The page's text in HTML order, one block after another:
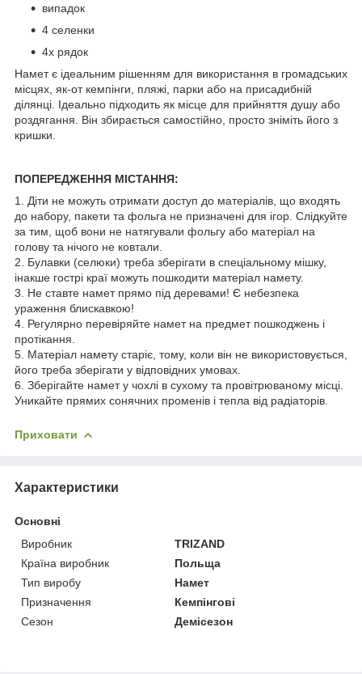
випадок
4 селенки
4x рядок
Намет є ідеальним рішенням для використання в громадських
місцях, як-от кемпінги, пляжі, парки або на присадибній
ділянці. Ідеально підходить як місце для прийняття душу або
роздягання. Він збирається самостійно, просто зніміть його з
кришки.
ПОПЕРЕДЖЕННЯ МІСТАННЯ:
1. Діти не можуть отримати доступ до матеріалів, що входять
до набору, пакети та фольга не призначені для ігор. Слідкуйте
за тим, щоб вони не натягували фольгу або матеріал на
голову та нічого не ковтали.
2. Булавки (селюки) треба зберігати в спеціальному мішку,
інакше гострі краї можуть пошкодити матеріал намету.
3. Не ставте намет прямо під деревами! Є небезпека
ураження блискавкою!
4. Регулярно перевіряйте намет на предмет пошкоджень і
протікання.
5. Матеріал намету старіє, тому, коли він не використовується,
його треба зберігати у відповідних умовах.
6. Зберігайте намет у чохлі в сухому та провітрюваному місці.
Уникайте прямих сонячних променів і тепла від радіаторів.
Приховати
Характеристики
Основні
Виробник
TRIZAND
Країна виробник
Польща
Тип виробу
Намет
Призначення
Кемпінгові
Сезон
Демісезон